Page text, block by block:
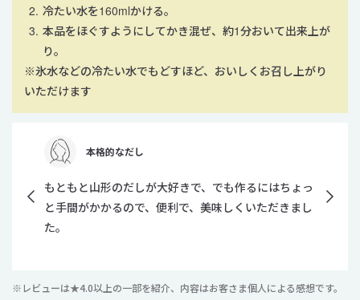
冷たい水を160mlかける。
本品をほぐすようにしてかき混ぜ、約1分おいて出来上が
り。
※氷水などの冷たい水でもどすほど、おいしくお召し上がり
いただけます
本格的なだし
もともと山形のだしが大好きで、でも作るにはちょっ
と手間がかかるので、便利で、美味しくいただきまし
た。
レビューは★4.0以上の一部を紹介、内容はお客さま個人による感想です。